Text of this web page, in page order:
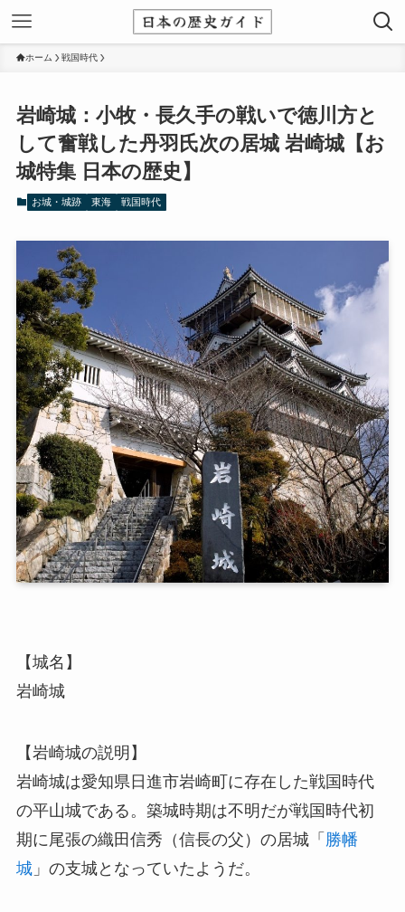
ホーム 戦国時代
岩崎城：小牧・長久手の戦いで徳川方と
して奮戦した丹羽氏次の居城 岩崎城【お
城特集 日本の歴史】
お城・城跡 東海 戦国時代
【城名】
岩崎城
【岩崎城の説明】
岩崎城は愛知県日進市岩崎町に存在した戦国時代
の平山城である。築城時期は不明だが戦国時代初
期に尾張の織田信秀（信長の父）の居城「 勝幡
城」の支城となっていたようだ。